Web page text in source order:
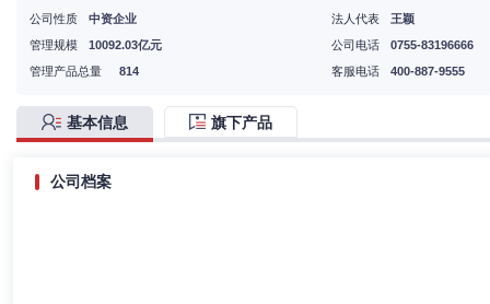
公司性质
中资企业
法人代表
王颖
管理规模
10092.03亿元
管理产品总量
814
公司电话
0755-83196666
客服电话
400-887-9555
基本信息 旗下产品
公司档案